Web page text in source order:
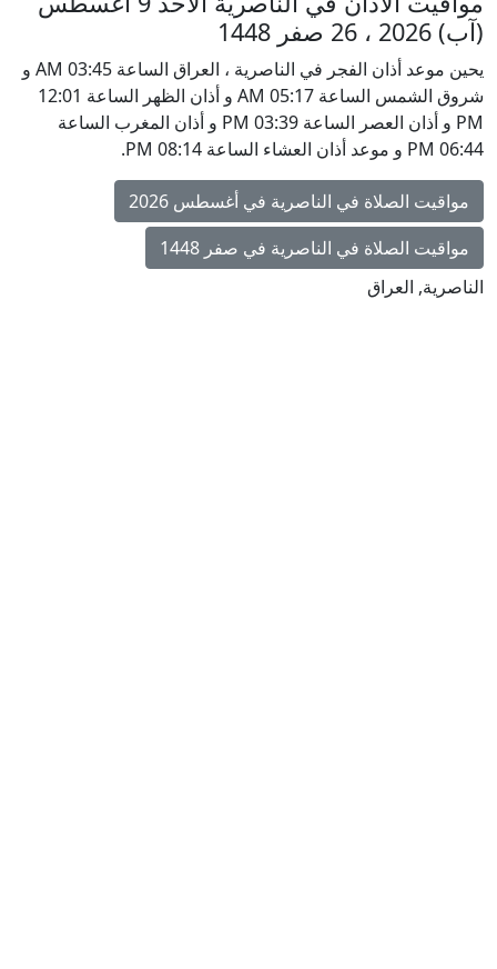
(آب) 2026 ، 26 صفر 1448
يحين موعد أذان الفجر في الناصرية ، العراق الساعة 03:45 AM و
شروق الشمس الساعة 05:17 AM و أذان الظهر الساعة 12:01
PM و أذان العصر الساعة 03:39 PM و أذان المغرب الساعة
06:44 PM و موعد أذان العشاء الساعة 08:14 PM.
مواقيت الصلاة في الناصرية في أغسطس 2026
مواقيت الصلاة في الناصرية في صفر 1448
الناصرية, العراق